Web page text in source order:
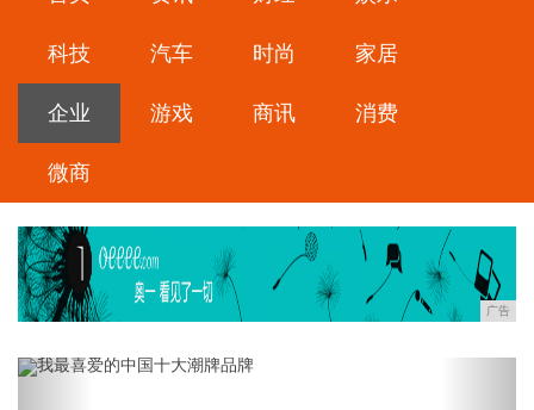
科技 汽车 时尚 家居
企业 游戏 商讯 消费
微商
广告
Previous